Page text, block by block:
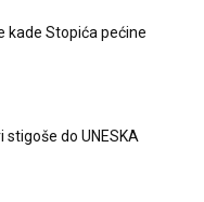
kade Stopića pećine
stigoše do UNESKA